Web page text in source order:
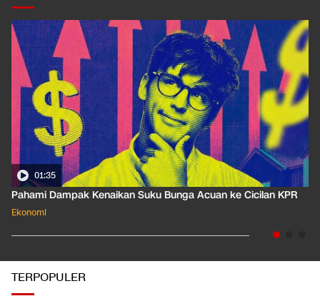
01:35
Pahami Dampak Kenaikan Suku Bunga Acuan ke Cicilan KPR
Ekonomi
TERPOPULER